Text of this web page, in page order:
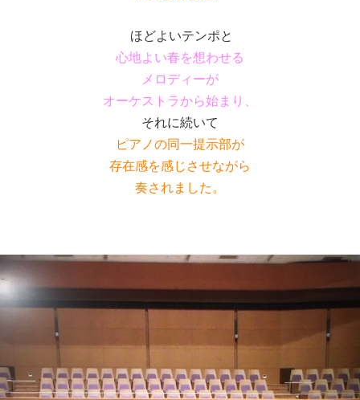
ほどよいテンポと
心地よい春を想わせる
メロディーが
オーケストラから始まり、
それに続いて
ピアノの同一提示部が
存在感を感じさせながら
奏されました。